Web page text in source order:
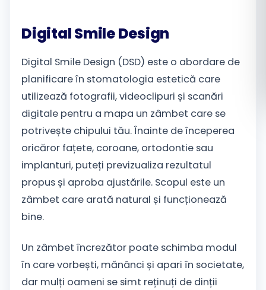
Digital Smile Design
Digital Smile Design (DSD) este o abordare de
planificare în stomatologia estetică care
utilizează fotografii, videoclipuri și scanări
digitale pentru a mapa un zâmbet care se
potrivește chipului tău. Înainte de începerea
oricăror fațete, coroane, ortodontie sau
implanturi, puteți previzualiza rezultatul
propus și aproba ajustările. Scopul este un
zâmbet care arată natural și funcționează
bine.
Un zâmbet încrezător poate schimba modul
în care vorbești, mănânci și apari în societate,
dar mulți oameni se simt reținuți de dinții